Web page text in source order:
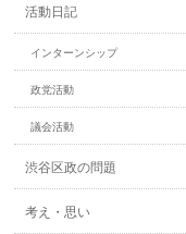
活動日記
インターンシップ
政党活動
議会活動
渋谷区政の問題
考え・思い